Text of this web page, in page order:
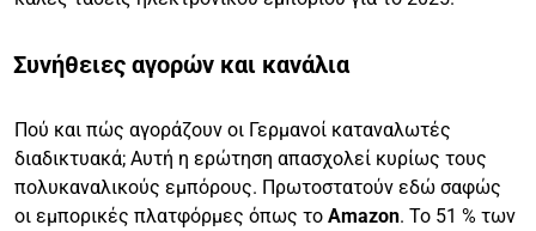
Συνήθειες αγορών και κανάλια
Πού και πώς αγοράζουν οι Γερμανοί καταναλωτές
διαδικτυακά; Αυτή η ερώτηση απασχολεί κυρίως τους
πολυκαναλικούς εμπόρους. Πρωτοστατούν εδώ σαφώς
οι εμπορικές πλατφόρμες όπως το Amazon. Το 51 % των